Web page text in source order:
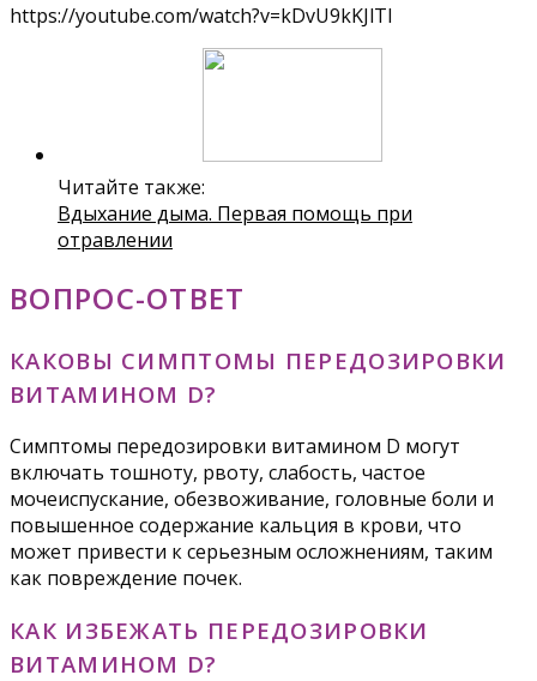
https://youtube.com/watch?v=kDvU9kKJlTI
Читайте также:
Вдыхание дыма. Первая помощь при
отравлении
ВОПРОС-ОТВЕТ
КАКОВЫ СИМПТОМЫ ПЕРЕДОЗИРОВКИ
ВИТАМИНОМ D?
Симптомы передозировки витамином D могут
включать тошноту, рвоту, слабость, частое
мочеиспускание, обезвоживание, головные боли и
повышенное содержание кальция в крови, что
может привести к серьезным осложнениям, таким
как повреждение почек.
КАК ИЗБЕЖАТЬ ПЕРЕДОЗИРОВКИ
ВИТАМИНОМ D?